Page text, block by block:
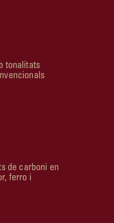
tonalitats
de carboni en
ferro i